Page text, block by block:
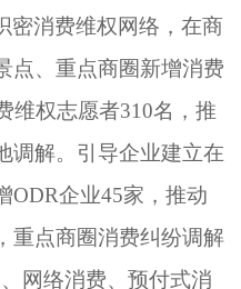
密消费维权网络，在商
点、重点商圈新增消费
维权志愿者310名，推
调解。引导企业建立在
ODR企业45家，推动
重点商圈消费纠纷调解
网络消费、预付式消